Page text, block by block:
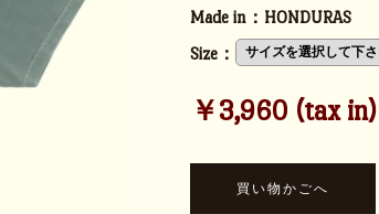
Made in： HONDURAS
Size：
￥3,960 (tax in)